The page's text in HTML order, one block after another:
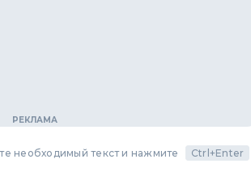
необходимый текст и нажмите Ctrl+Enter